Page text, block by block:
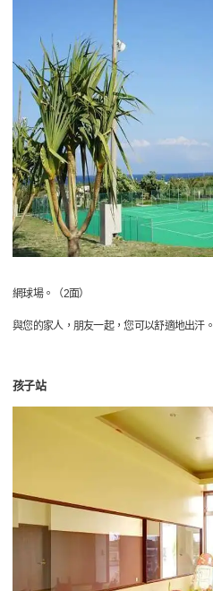
網球場。（2面）
與您的家人，朋友一起，您可以舒適地出汗。
孩子站